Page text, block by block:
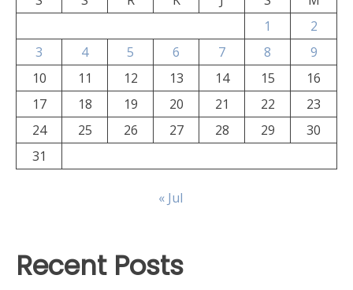
1
2
3
4 5 6 7 8
9
10
11 12 13 14 15
16
17
18 19 20 21 22
23
24
25 26 27 28 29
30
31
« Jul
Recent Posts